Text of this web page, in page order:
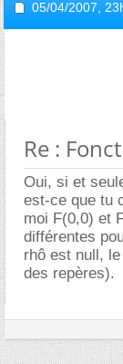
05/04/2007,
Re :
Oui, si et
est-ce que tu
moi F(0,0) et
différentes
rhô est null,
des repères).